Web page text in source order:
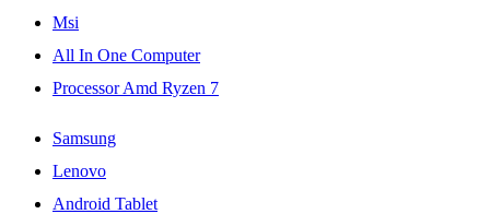
Msi
All In One Computer
Processor Amd Ryzen 7
Samsung
Lenovo
Android Tablet